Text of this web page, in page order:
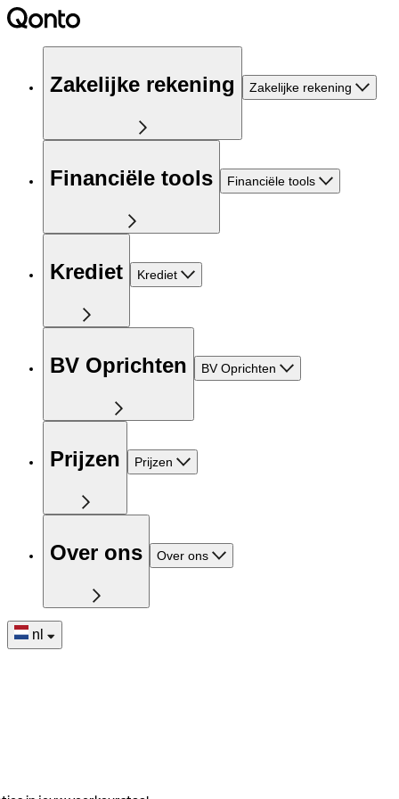
Zakelijke rekening Zakelijke rekening
Financiële tools Financiële tools
Krediet Krediet
BV Oprichten BV Oprichten
Prijzen Prijzen
Over ons Over ons
nl